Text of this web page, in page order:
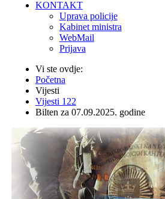
KONTAKT
Uprava policije
Kabinet ministra
WebMail
Prijava
Vi ste ovdje:
Početna
Vijesti
Vijesti 122
Bilten za 07.09.2025. godine